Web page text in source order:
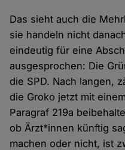
Das sieht auch die
sie handeln nicht
eindeutig für eine
ausgesprochen: Die
die SPD. Nach langen,
die Groko jetzt mit
Paragraf 219a
ob Ärzt*innen künftig
machen oder nicht, ist